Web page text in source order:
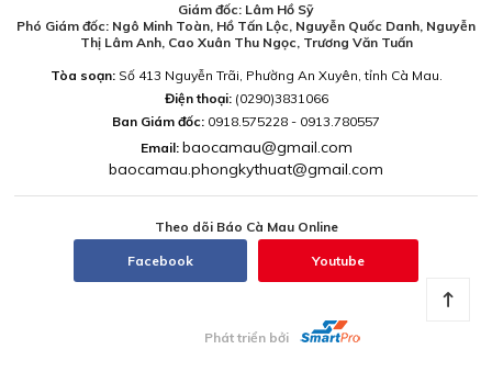
Giám đốc: Lâm Hồ Sỹ
Phó Giám đốc: Ngô Minh Toàn, Hồ Tấn Lộc, Nguyễn Quốc Danh, Nguyễn
Thị Lâm Anh, Cao Xuân Thu Ngọc, Trương Văn Tuấn
Tòa soạn:Số 413 Nguyễn Trãi, Phường An Xuyên, tỉnh Cà Mau.
Điện thoại: (0290)3831066
Ban Giám đốc: 0918.575228 - 0913.780557
Email: baocamau@gmail.com
baocamau.phongkythuat@gmail.com
Theo dõi Báo Cà Mau Online
Facebook Youtube
Phát triển bởi